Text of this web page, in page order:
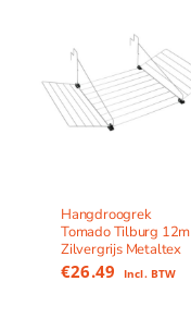
Hangdroogrek
Tomado Tilburg 12m
Zilvergrijs Metaltex
€26.49 Incl. BTW